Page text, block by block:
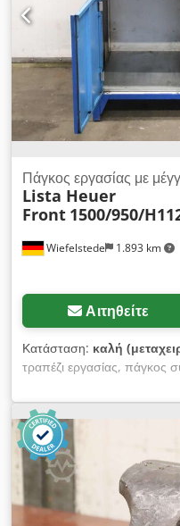
Wiefelstede 1.893 km
Πάγκος εργασίας με
Lista Heuer
Front 1500/950/
Αιτηθείτε
Κατάσταση: καλή
τραπέζι εργασίας, πάγκος
συναρμολόγησης,
πάγκος εργασίας με
Djdpfx Aexz Aa Tsn Teck -
Υ850 mm - Συρτάρια/πόρτα
κλειδί / διαρρύθμιση/ύψος
Front, ρυθμιζόμενη καθ'
μέγγενης: 180 x 30 mm,
μεταφοράς: 1500/950/